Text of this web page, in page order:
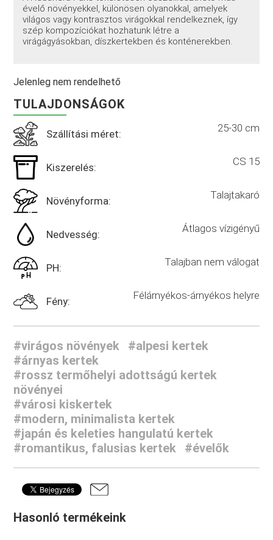
évelő növényekkel, különösen olyanokkal, amelyek
világos vagy kontrasztos virágokkal rendelkeznek, így
szép kompozíciókat hozhatunk létre a
virágágyásokban, díszkertekben és konténerekben.
Jelenleg nem rendelhető
TULAJDONSÁGOK
Szállítási méret: 25-30 cm
Kiszerelés: CS 15
Növényforma: Talajtakaró
Nedvesség: Átlagos vízigényű
PH: Talajban nem válogat
Fény: Félárnyékos-árnyékos helyre
#virágos növények
#alpesi kertek
#árnyas kertek
#rossz termőhelyi adottságú kertek
növényei
#városi kiskertek
#modern, minimalista kertek
#japán és keleties hangulatú kertek
#romantikus, falusias kertek
#évelők
Hasonló termékeink